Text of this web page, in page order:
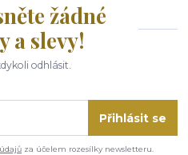
žádné
a slevy!
odhlásit.
Přihlásit se
za účelem rozesílky newsletteru.